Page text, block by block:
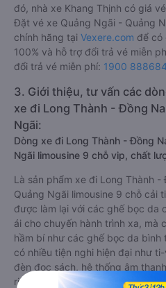
đó, nhà xe Khang Thịnh có giá
Đặt vé xe Quảng Ngãi - Quảng
chính hãng tại Vexere.com để có
100% và hỗ trợ đổi trả vé miễn
đổi trả vé miễn phí: 1900 888684
3. Giới thiệu, tư vấn các
xe đi Long Thành - Đồng
Ngãi:
Dòng xe đi Long Thành - Đồng
Ngãi limousine 9 chỗ vip, chất
Là sản phẩm xe đi Long Thành
Quảng Ngãi limousine 9 chỗ cải
được làm lại với các ghế bọc da
ái cho chuyến hành trình xa, mà
hầm bí như các ghế bọc da bình
có nhiều tiện nghi hiện đại như
đèn đọc sách, hệ thống âm
riêng biệt giữa khoang lái và